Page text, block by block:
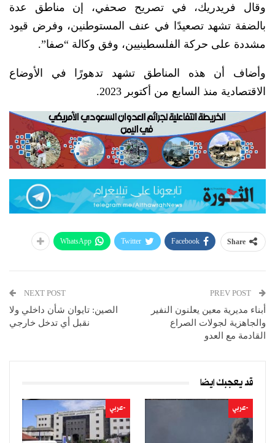
وقال فريدريك، في تصريح صحفي، إن مناطق عدة
بالضفة تشهد تصعيدًا في عنف المستوطنين، وفرض قيود
مشددة على حركة الفلسطينيين، وفق وكالة “صفا”.
وأضاف أن هذه المناطق تشهد تدهورًا في الأوضاع
الاقتصادية منذ السابع من أكتوبر 2023.
Share
Facebook
Twitter
WhatsApp
أبناء مديرية معين يعلنون النفير
والجاهزية لجولات الصراع
القادمة مع العدو
NEXT POST
الصين: تايوان شأن داخلي ولا
نقبل أي تدخل خارجي
قد يعجبك ايضا
-عربي -عربي